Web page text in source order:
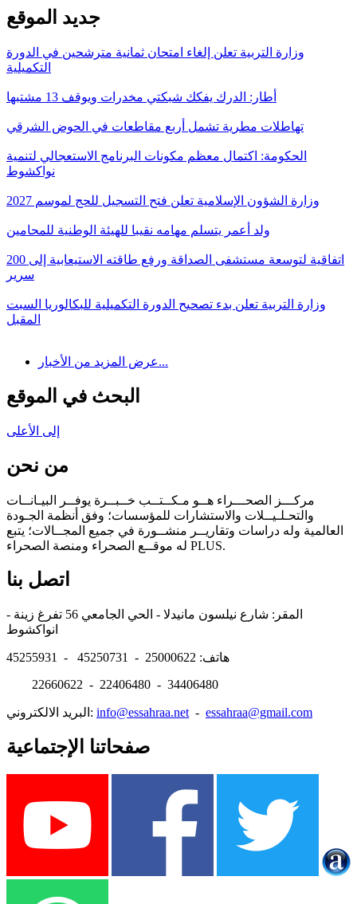
جديد الموقع
وزارة التربية تعلن إلغاء امتحان ثمانية مترشحين في الدورة
التكميلية
أطار: الدرك يفكك شبكتي مخدرات ويوقف 13 مشتبها
تهاطلات مطرية تشمل أربع مقاطعات في الحوض الشرقي
الحكومة: اكتمال معظم مكونات البرنامج الاستعجالي لتنمية
نواكشوط
وزارة الشؤون الإسلامية تعلن فتح التسجيل للحج لموسم 2027
ولد أعمر يتسلم مهامه نقيبا للهيئة الوطنية للمحامين
اتفاقية لتوسعة مستشفى الصداقة ورفع طاقته الاستيعابية إلى 200
سرير
وزارة التربية تعلن بدء تصحيح الدورة التكميلية للبكالوريا السبت
المقبل
عرض المزيد من الأخبار...
البحث في الموقع
إلى الأعلى
من نحن
مركـــز الصحـــراء هــو مـكــتــب خــبــرة يوفــر البيـانــات
والتحـلـيــلات والاستشارات للمؤسسات؛ وفق أنظمة الجـودة
العالمية وله دراسات وتقاريــر منشــورة في جميع المجــالات؛ يتبع
له موقــع الصحراء ومنصة الصحراء PLUS.
اتصل بنا
المقر: شارع نيلسون مانيدلا - الحي الجامعي 56 تفرغ زينة -
هاتف: 25000622 - 45250731 - 45255931
22660622 - 22406480 - 34406480
البريد الالكتروني: info@essahraa.net - essahraa@gmail.com
صفحاتنا الإجتماعية